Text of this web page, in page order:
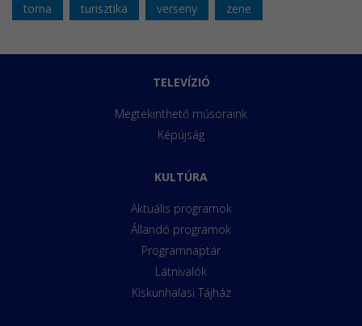
torna
turisztika verseny zene
TELEVÍZIÓ
Megtekinthető műsoraink
Képújság
KULTÚRA
Aktuális programok
Állandó programok
Programnaptár
Látnivalók
Kiskunhalasi Tájház